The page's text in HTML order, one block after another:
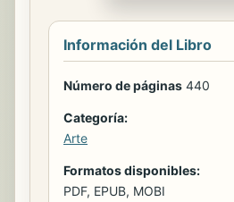
Información del Libro
Número de páginas 440
Categoría:
Arte
Formatos disponibles:
PDF, EPUB, MOBI